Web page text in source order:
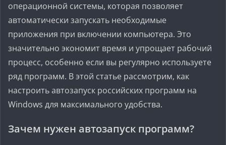
операционной системы, которая позволяет
автоматически запускать необходимые
приложения при включении компьютера. Это
значительно экономит время и упрощает рабочий
процесс, особенно если вы регулярно используете
ряд программ. В этой статье рассмотрим, как
настроить автозапуск российских программ на
Windows для максимального удобства.
Зачем нужен автозапуск программ?